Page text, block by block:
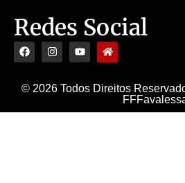
Redes Social
© 2026 Todos Direitos